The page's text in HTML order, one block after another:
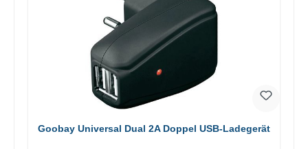
Goobay Universal Dual 2A Doppel USB-Ladegerät